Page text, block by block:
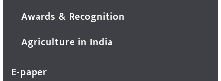
Awards & Recognition
Agriculture in India
E-paper